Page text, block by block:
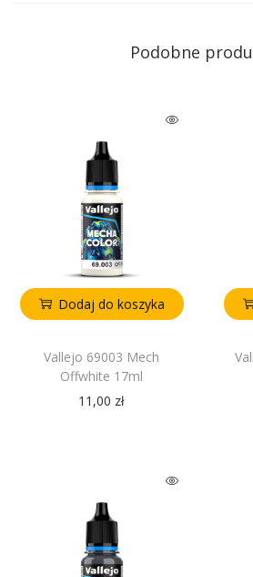
Podobne
Dodaj do koszyka
Vallejo 69003 Mech
Offwhite 17ml
11,00 zł